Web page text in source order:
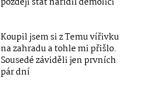
Koupil jsem si z Temu vířivku
na zahradu a tohle mi přišlo.
Sousedé záviděli jen prvních
pár dní